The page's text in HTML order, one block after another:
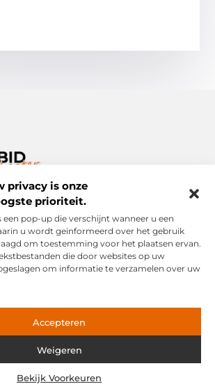
privacy is onze
prioriteit.
een pop-up die verschijnt wanneer u een
u wordt geïnformeerd over het gebruik
om toestemming voor het plaatsen ervan.
die door websites op uw
om informatie te verzamelen over uw
Accepteren
Weigeren
Bekijk Voorkeuren
die het alledaagse leven verrijken.
scala aan blogs en artikelen die je inspireren,
verrijken – voor elke dag, voor iedereen.
Cookiebeleid (EU)